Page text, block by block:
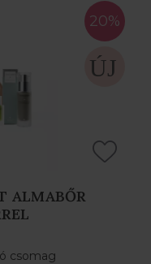
20%
ALMABŐR
csomag